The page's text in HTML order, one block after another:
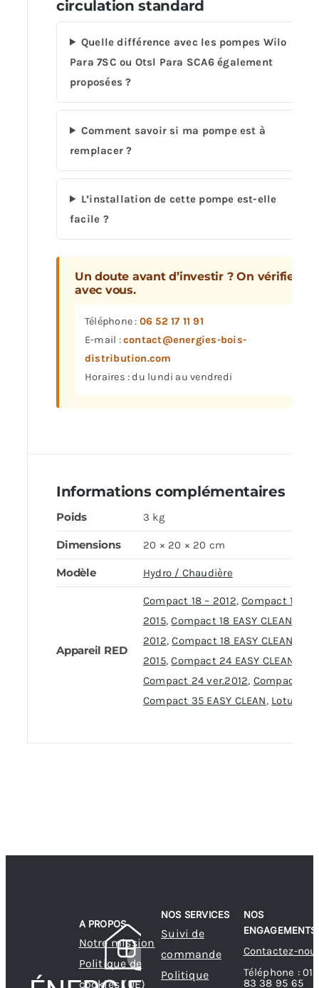
circulation standard
Quelle différence avec les pompes Wilo
Para 7SC ou Otsl Para SCA6 également
proposées ?
Comment savoir si ma pompe est à
remplacer ?
L’installation de cette pompe est-elle
facile ?
Un doute avant d’investir ? On vérifie
avec vous.
Téléphone : 06 52 17 11 91
E-mail :contact@energies-bois-
distribution.com
Horaires : du lundi au vendredi
Informations complémentaires
Poids 3 kg
Dimensions 20 × 20 × 20 cm
Modèle Hydro / Chaudière
Appareil RED
Compact 18 – 2012,Compact 18 –
2015,Compact 18 EASY CLEAN –
2012,Compact 18 EASY CLEAN –
2015,Compact 24 EASY CLEAN
Compact 24 ver.2012, Compact 35
Compact 35 EASY CLEAN, Lotus
A PROPOS
Notre mission
Politique de
cookies (UE)
NOS SERVICES
Suivi de
commande
Politique
NOS
ENGAGEMENTS
Contactez-
Téléphone : 01
83 38 95 65